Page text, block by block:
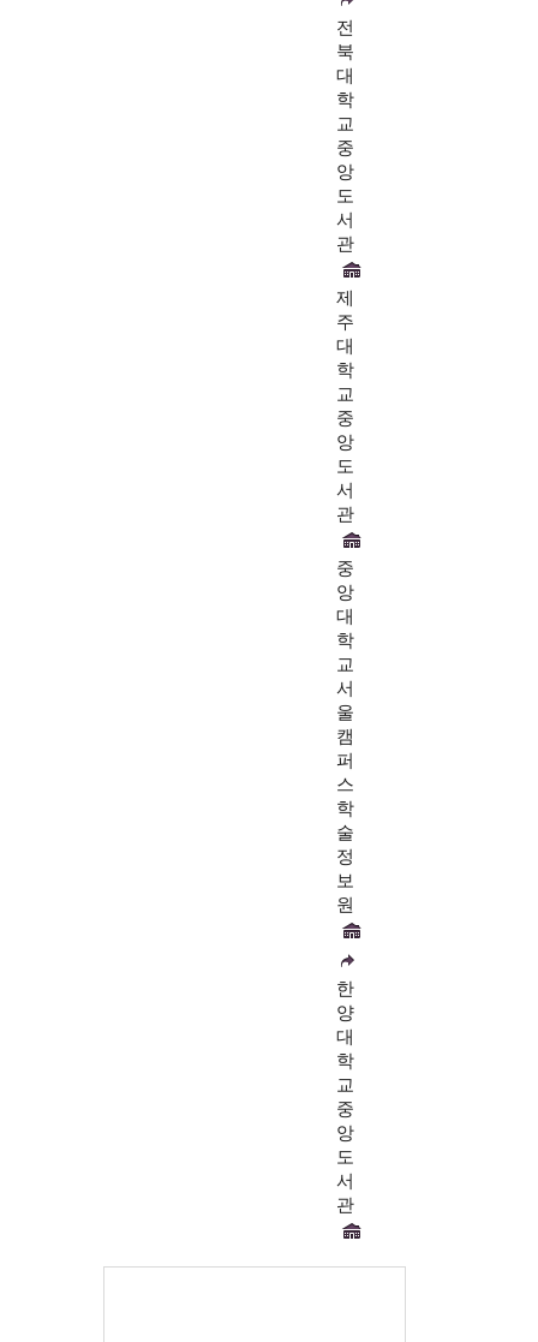
전
북
대
학
교
중
앙
도
서
관
제
주
대
학
교
중
앙
도
서
관
중
앙
대
학
교
서
울
캠
퍼
스
학
술
정
보
원
한
양
대
학
교
중
앙
도
서
관